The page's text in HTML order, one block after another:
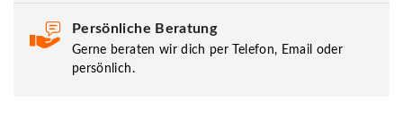
Persönliche Beratung
Gerne beraten wir dich per Telefon, Email oder
persönlich.